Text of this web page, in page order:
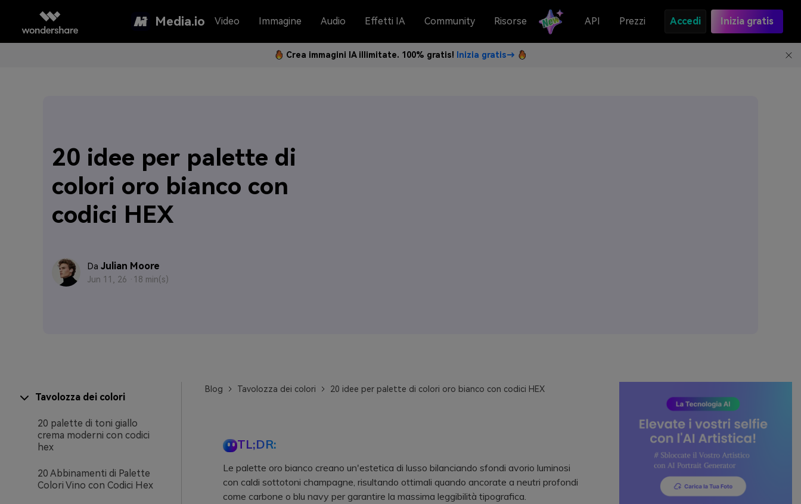
Media.io Video Immagine Audio Effetti IA Community Risorse API Prezzi Accedi Inizia gratis
Crea immagini IA illimitate. 100% gratis! Inizia gratis→
20 idee per palette di
colori oro bianco con
codici HEX
Da Julian Moore
Jun 11, 26 · 18 min(s)
Tavolozza dei colori
20 palette di toni giallo
crema moderni con codici
hex
20 Abbinamenti di Palette
Colori Vino con Codici Hex
Blog Tavolozza dei colori 20 idee per palette di colori oro bianco con codici HEX
TL;DR:
Le palette oro bianco creano un'estetica di lusso bilanciando sfondi avorio luminosi
con caldi sottotoni champagne, risultando ottimali quando ancorate a neutri profondi
come carbone o blu navy per garantire la massima leggibilità tipografica.